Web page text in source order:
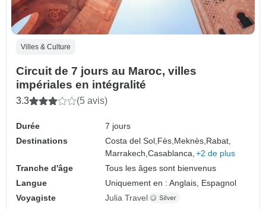
Villes & Culture
Circuit de 7 jours au Maroc, villes
impériales en intégralité
3.3 (5 avis)
Durée
7 jours
Destinations
Costa del Sol, Fès, Meknès, Rabat,
Marrakech,Casablanca, +2 de plus
Tranche d'âge
Tous les âges sont bienvenus
Langue
Uniquement en : Anglais, Espagnol
Voyagiste
Julia Travel